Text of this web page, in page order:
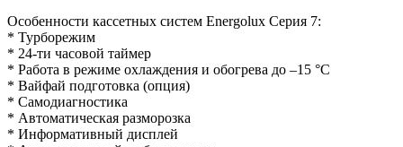
Особенности кассетных систем Energolux Серия 7:
* Турборежим
* 24-ти часовой таймер
* Работа в режиме охлаждения и обогрева до –15 °C
* Вайфай подготовка (опция)
* Самодиагностика
* Автоматическая разморозка
* Информативный дисплей